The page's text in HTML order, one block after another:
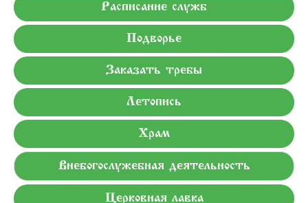
Расписание служб
Подворье
Заказать требы
Летопись
Храм
Внебогослужебная деятельность
Церковная лавка